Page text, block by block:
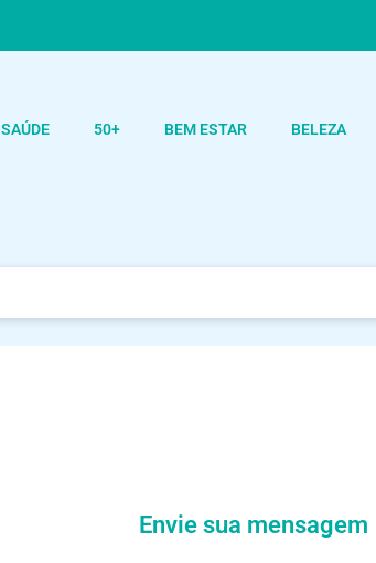
SAÚDE 50+ BEM ESTAR BELEZA
Envie sua mensagem